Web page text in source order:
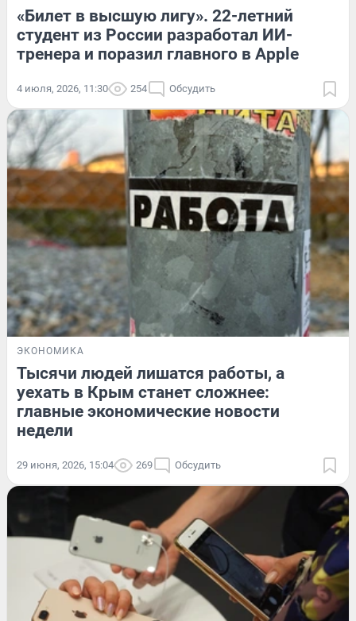
«Билет в высшую лигу». 22-летний
студент из России разработал ИИ-
тренера и поразил главного в Apple
4 июля, 2026, 11:30 254 Обсудить
ЭКОНОМИКА
Тысячи людей лишатся работы, а
уехать в Крым станет сложнее:
главные экономические новости
недели
29 июня, 2026, 15:04 269 Обсудить